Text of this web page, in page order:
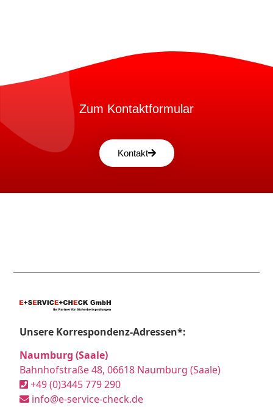
Zum Kontaktformular
Kontakt
Unsere Korrespondenz-Adressen*:
Naumburg (Saale)
Bahnhofstraße 48, 06618 Naumburg (Saale)
+49 (0)3445 779 290
info@e-service-check.de